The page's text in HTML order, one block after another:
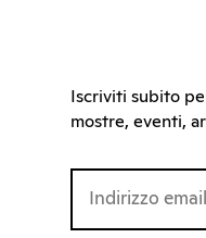
Iscriviti subito
mostre, eventi,